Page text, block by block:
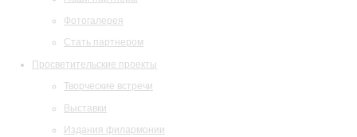
Фотогалерея
Стать партнером
Просветительские проекты
Творческие встречи
Выставки
Издания филармонии